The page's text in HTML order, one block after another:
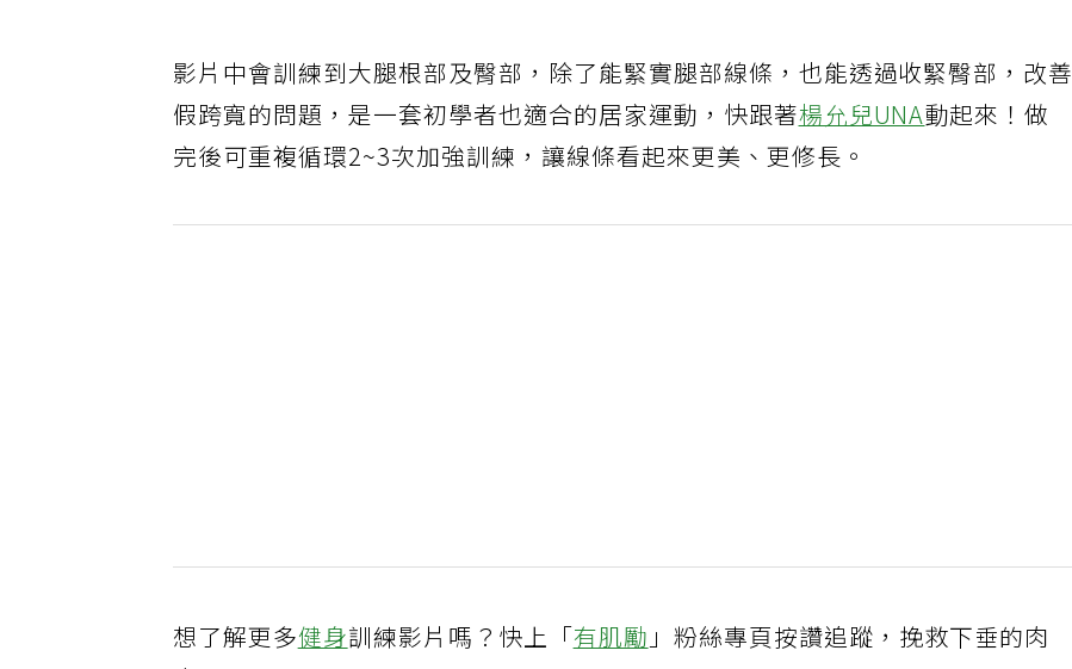
影片中會訓練到大腿根部及臀部，除了能緊實腿部線條，也能透過收緊臀部，改善
假跨寬的問題，是一套初學者也適合的居家運動，快跟著楊允兒UNA動起來！做
完後可重複循環2~3次加強訓練，讓線條看起來更美、更修長。
想了解更多健身訓練影片嗎？快上「有肌勵」粉絲專頁按讚追蹤，挽救下垂的肉